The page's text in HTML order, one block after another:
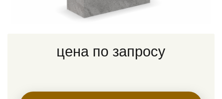
цена по запросу